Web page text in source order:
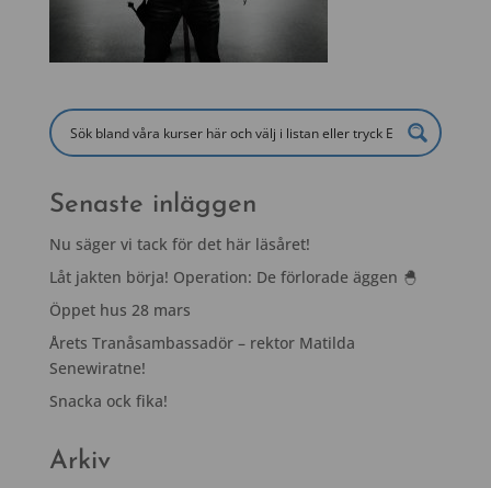
Senaste inläggen
Nu säger vi tack för det här läsåret!
Låt jakten börja! Operation: De förlorade äggen 🐣
Öppet hus 28 mars
Årets Tranåsambassadör – rektor Matilda
Senewiratne!
Snacka ock fika!
Arkiv